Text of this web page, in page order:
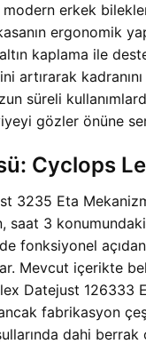
modern erkek
ergonomik
kaplama ile
artırarak
süreli
gözler önüne
Cyclops
3235 Eta
saat 3
fonksiyonel
Mevcut içerikte
Datejust
fabrikasyon
dahi